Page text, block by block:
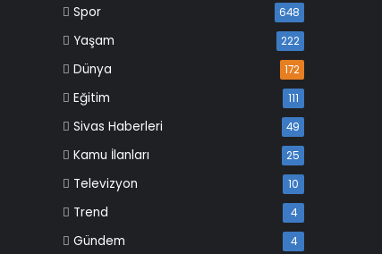
Spor 648
Yaşam 222
Dünya 172
Eğitim 111
Sivas Haberleri 49
Kamu İlanları 25
Televizyon 10
Trend 4
Gündem 4